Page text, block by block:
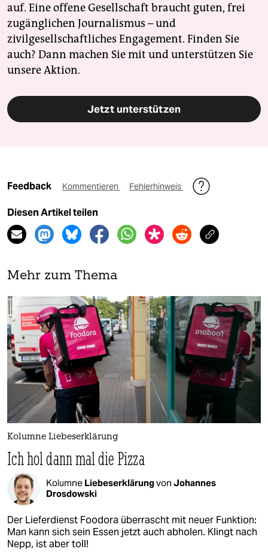
auf. Eine offene Gesellschaft braucht guten, frei
zugänglichen Journalismus – und
zivilgesellschaftliches Engagement. Finden Sie
auch? Dann machen Sie mit und unterstützen Sie
unsere Aktion.
Jetzt unterstützen
Feedback Kommentieren Fehlerhinweis
Diesen Artikel teilen
Mehr zum Thema
Kolumne Liebeserklärung
Ich hol dann mal die Pizza
Kolumne Liebeserklärungvon Johannes
Drosdowski
Der Lieferdienst Foodora überrascht mit neuer Funktion:
Man kann sich sein Essen jetzt auch abholen. Klingt nach
Nepp, ist aber toll!